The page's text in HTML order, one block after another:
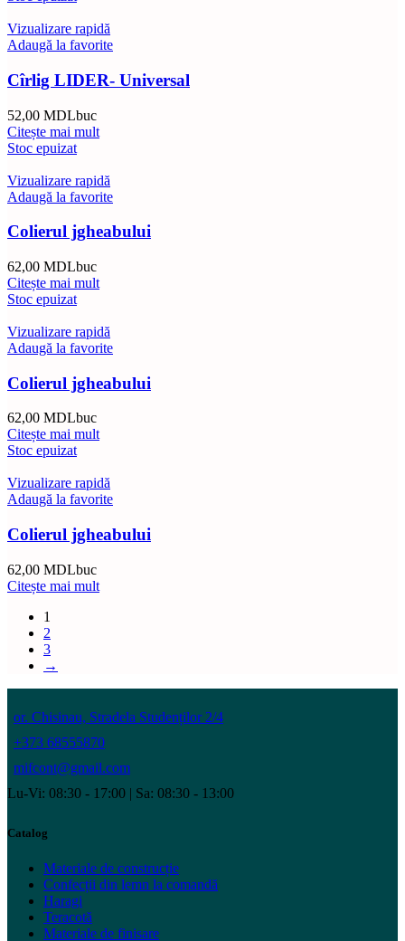
Vizualizare rapidă
Adaugă la favorite
Cîrlig LIDER- Universal
52,00 MDLbuc
Citește mai mult
Stoc epuizat
Vizualizare rapidă
Adaugă la favorite
Colierul jgheabului
62,00 MDLbuc
Citește mai mult
Stoc epuizat
Vizualizare rapidă
Adaugă la favorite
Colierul jgheabului
62,00 MDLbuc
Citește mai mult
Stoc epuizat
Vizualizare rapidă
Adaugă la favorite
Colierul jgheabului
62,00 MDLbuc
Citește mai mult
1
2
3
→
or. Chisinau, Stradela Studenților 2/4
+373 68555870
mifcont@gmail.com
Lu-Vi: 08:30 - 17:00 | Sa: 08:30 - 13:00
Catalog
Materiale de construcție
Confecții din lemn la comandă
Haragi
Teracotă
Materiale de finisare